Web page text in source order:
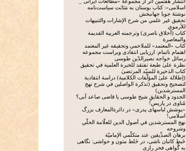
اسلامی»: کتاب بوستان به‌ مَثابَت سیاست‌نامه
نوشتۀ جویا جهانبخش
تحقيق غير علمي من شرح الإشارات والتنبيهات
للأرموي
كتاب (أخلاق ناصرى) وترجمته العربية القديمة
والمعاصرة
كتاب «المعتمد» للملاحمي وتحقيقه غير المعتمد
اهتمام ناتمام: ارزیابی انتقادی ویراست مجموعه
رسائل خواجه نصیرالدّین طوسی
نظرة علىٰ طبعة تفتقد للخبرة العلمية في تحقيق
كتاب الذخيرة للسيّد المرتضىٰ
(إطلالة علىٰ المؤلّفات الكلامية) دراسة انتقادية
لتصحيح وتحقيق (تذكرة الواصلين في شرح نهج
المسترشدين)
الحدود و الحقایقِ شیخ طوسی یا قاضی صاعد آبی؟
مُناوی در پاریس!
«پوشش لباسهای پدری» در دائرة‌المعارف بزرگ
اسلامی!
نهج المسترشدين في أصول الدين للعلّامة الحلّي
وشروحه
برهان الصدِّيقين عند متكلّمي الإماميّة
خَبط کاتبان ناشی، در خَلط متون و حواشی: نگاهی
به گُواهی فخر رازی